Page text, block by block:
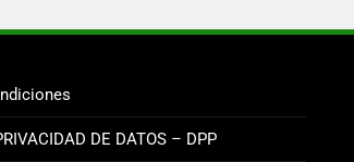
DE DATOS – DPP